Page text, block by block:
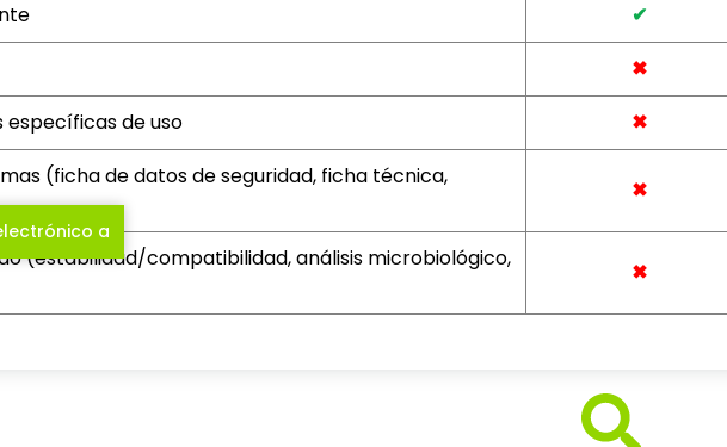
✔
✖
de uso
✖
(ficha de datos de seguridad, ficha técnica,
✖
(estabilidad/compatibilidad, análisis microbiológico,
✖
a